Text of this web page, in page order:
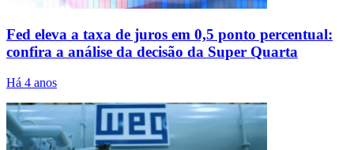
Fed eleva a taxa de juros em 0,5 ponto percentual:
confira a análise da decisão da Super Quarta
Há 4 anos